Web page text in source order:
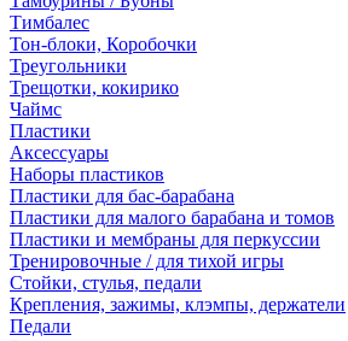
Тимбалес
Тон-блоки, Коробочки
Треугольники
Трещотки, кокирико
Чаймс
Пластики
Аксессуары
Наборы пластиков
Пластики для бас-барабана
Пластики для малого барабана и томов
Пластики и мембраны для перкуссии
Тренировочные / для тихой игры
Стойки, стулья, педали
Крепления, зажимы, клэмпы, держатели
Педали